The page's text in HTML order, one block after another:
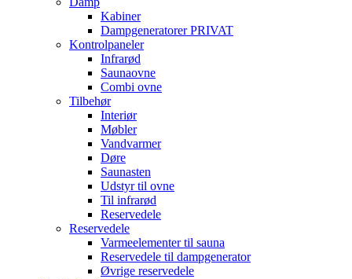
Kabiner
Dampgeneratorer PRIVAT
Kontrolpaneler
Infrarød
Saunaovne
Combi ovne
Tilbehør
Interiør
Møbler
Vandvarmer
Døre
Saunasten
Udstyr til ovne
Til infrarød
Reservedele
Reservedele
Varmeelementer til sauna
Reservedele til dampgenerator
Øvrige reservedele